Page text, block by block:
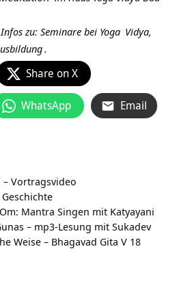
zu: Seminare bei Yoga Vidya,
.
Share on X
WhatsApp Email
Vortragsvideo
Mantra Singen mit Katyayani
– mp3-Lesung mit Sukadev
Weise – Bhagavad Gita V 18